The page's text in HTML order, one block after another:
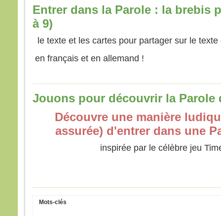
Entrer dans la Parole : la brebis
à 9)
le texte et les cartes pour partager sur le
en français et en allemand !
Jouons pour découvrir la Parole
Découvre une manière
assurée) d'entrer dans une
inspirée par le célèbre jeu
Mots-clés